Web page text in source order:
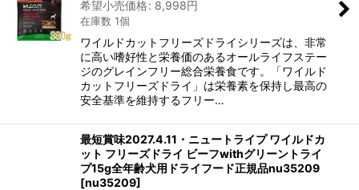
希望小売価格: 8,998円
在庫数 1個
ワイルドカットフリーズドライシリーズは、非常
に高い嗜好性と栄養価のあるオールライフステー
ジのグレインフリー総合栄養食です。「ワイルド
カットフリーズドライ」は栄養素を保持し最高の
安全基準を維持するフリー…
最短賞味2027.4.11・ニュートライプ ワイルドカ
ット フリーズドライ ビーフwithグリーントライ
プ15g全年齢犬用ドライフード正規品nu35209
[nu35209]